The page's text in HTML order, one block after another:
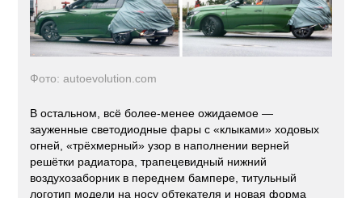
Фото: autoevolution.com
В остальном, всё более-менее ожидаемое —
зауженные светодиодные фары с «клыками» ходовых
огней, «трёхмерный» узор в наполнении верней
решётки радиатора, трапецевидный нижний
воздухозаборник в переднем бампере, титульный
логотип модели на носу обтекателя и новая форма